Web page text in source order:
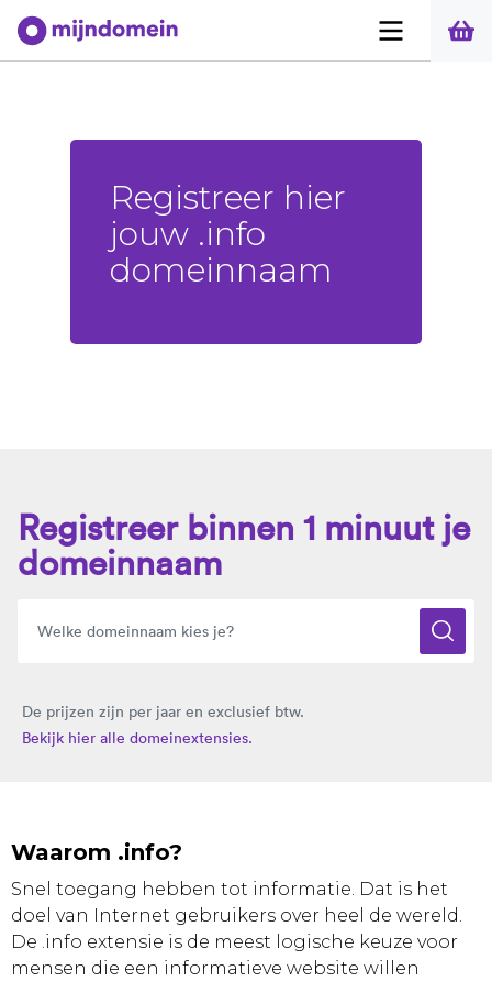
Registreer hier
jouw .info
domeinnaam
Registreer binnen 1 minuut je
domeinnaam
De prijzen zijn per jaar en exclusief btw.
Bekijk hier alle domeinextensies.
Waarom .info?
Snel toegang hebben tot informatie. Dat is het
doel van Internet gebruikers over heel de wereld.
De .info extensie is de meest logische keuze voor
mensen die een informatieve website willen